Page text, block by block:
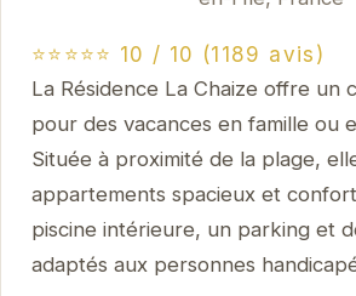
⭐⭐⭐⭐⭐ 10 / 10 (1189 avis)
La Résidence La Chaize offre un
pour des vacances en famille ou
Située à proximité de la plage,
appartements spacieux et
piscine intérieure, un parking et
adaptés aux personnes